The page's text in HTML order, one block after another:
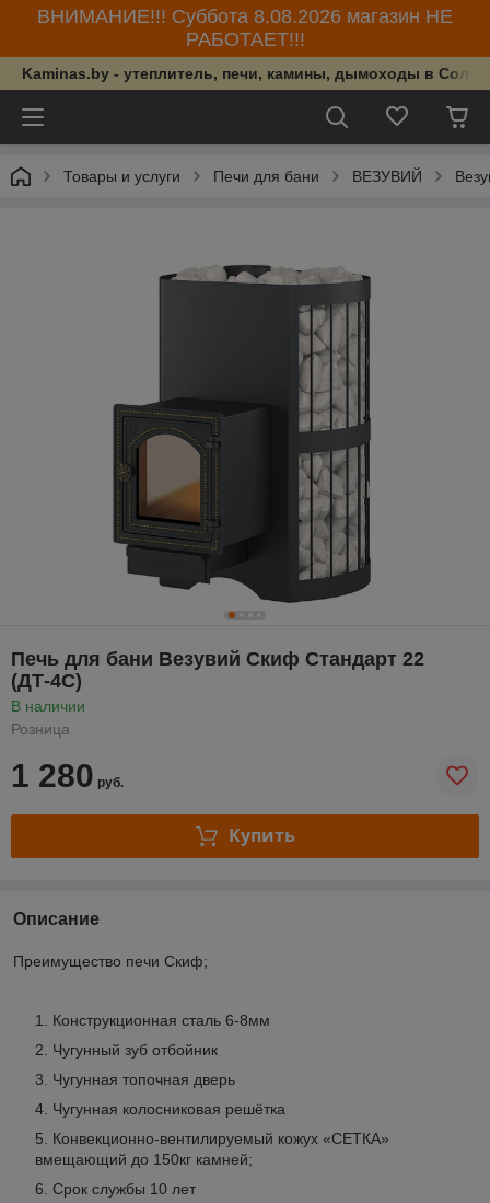
ВНИМАНИЕ!!! Суббота 8.08.2026 магазин НЕ
РАБОТАЕТ!!!
Kaminas.by - утеплитель, печи, камины, дымоходы в
Товары и услуги Печи для бани ВЕЗУВИЙ
Печь для бани Везувий Скиф Стандарт 22
(ДТ-4С)
В наличии
Розница
1 280 руб.
Купить
Описание
Преимущество печи Скиф;
Конструкционная сталь 6-8мм
Чугунный зуб отбойник
Чугунная топочная дверь
Чугунная колосниковая решётка
Конвекционно-вентилируемый кожух «СЕТКА»
вмещающий до 150кг камней;
Срок службы 10 лет